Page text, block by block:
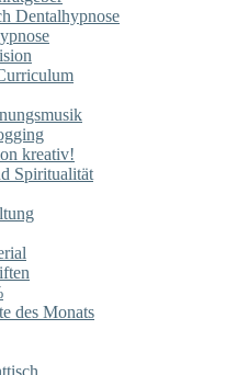
Dentalhypnose
kreativ!
Spiritualität
des Monats